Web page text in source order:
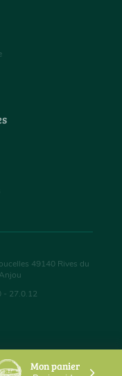
Mon panier
49140 Rives du
- 27.0.12